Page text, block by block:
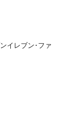
イレブン･ファ